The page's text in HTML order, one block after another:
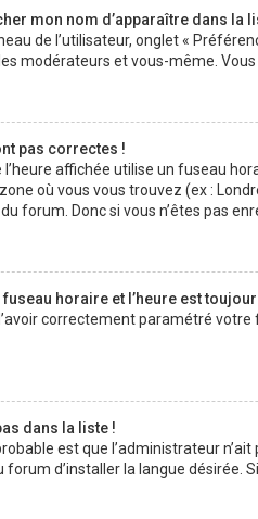
mon nom d’apparaître dans la
de l’utilisateur, onglet «
modérateurs et vous-même.
pas correctes !
l’heure affichée utilise un fuseau
où vous vous trouvez (ex :
forum. Donc si vous n’êtes pas
fuseau horaire et l’heure est
correctement paramétré votre
dans la liste !
est que l’administrateur
d’installer la langue désirée.